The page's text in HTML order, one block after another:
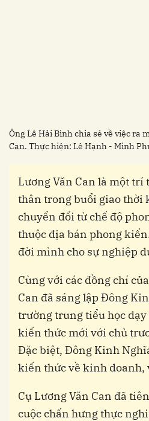
Ông Lê Hải Bình chia sẻ về việc ra
Can. Thực hiện: Lê Hạnh - Minh
Lương Văn Can là một trí
thân trong buổi giao thời
chuyển đổi từ chế độ
thuộc địa bán phong
đời mình cho sự nghiệp
Cùng với các đồng chí
Can đã sáng lập Đông
trường trung tiểu học dạy
kiến thức mới với chủ
Đặc biệt, Đông Kinh
kiến thức về kinh doanh,
Cụ Lương Văn Can đã
cuộc chấn hưng thực